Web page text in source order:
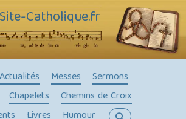
Site-Catholique.fr
Actualités Messes
Sermons
Chapelets
Chemins de Croix